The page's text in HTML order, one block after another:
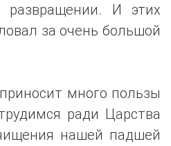
развращении. И этих
за очень большой
много пользы
ради Царства
нашей падшей